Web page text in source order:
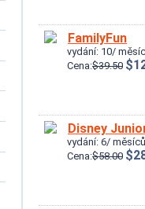
FamilyFun
vydání: 10/
Cena:$39.50
Disney
vydání: 6/
Cena:$58.00